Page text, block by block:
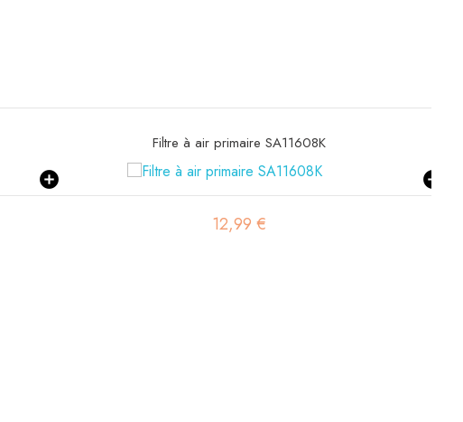
Filtre à gasoil SBH 1
3,17 €